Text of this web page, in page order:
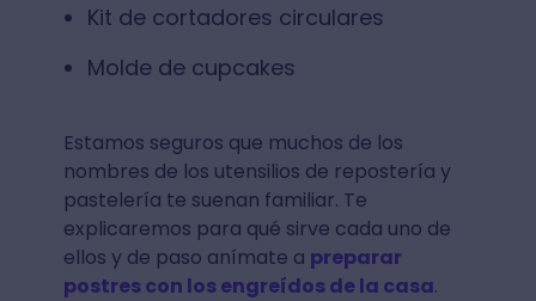
Kit de cortadores circulares
Molde de cupcakes
Estamos seguros que muchos de los
nombres de los utensilios de repostería y
pastelería te suenan familiar. Te
explicaremos para qué sirve cada uno de
ellos y de paso anímate a preparar
postres con los engreídos de la casa.